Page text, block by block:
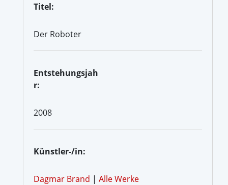
Titel:
Der Roboter
Entstehungsjah
r:
2008
Künstler-/in:
Dagmar Brand | Alle Werke